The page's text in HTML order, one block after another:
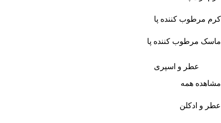
کرم مرطوب کننده پا
ماسک مرطوب کننده پا
عطر و اسپری
مشاهده همه
عطر و ادکلن